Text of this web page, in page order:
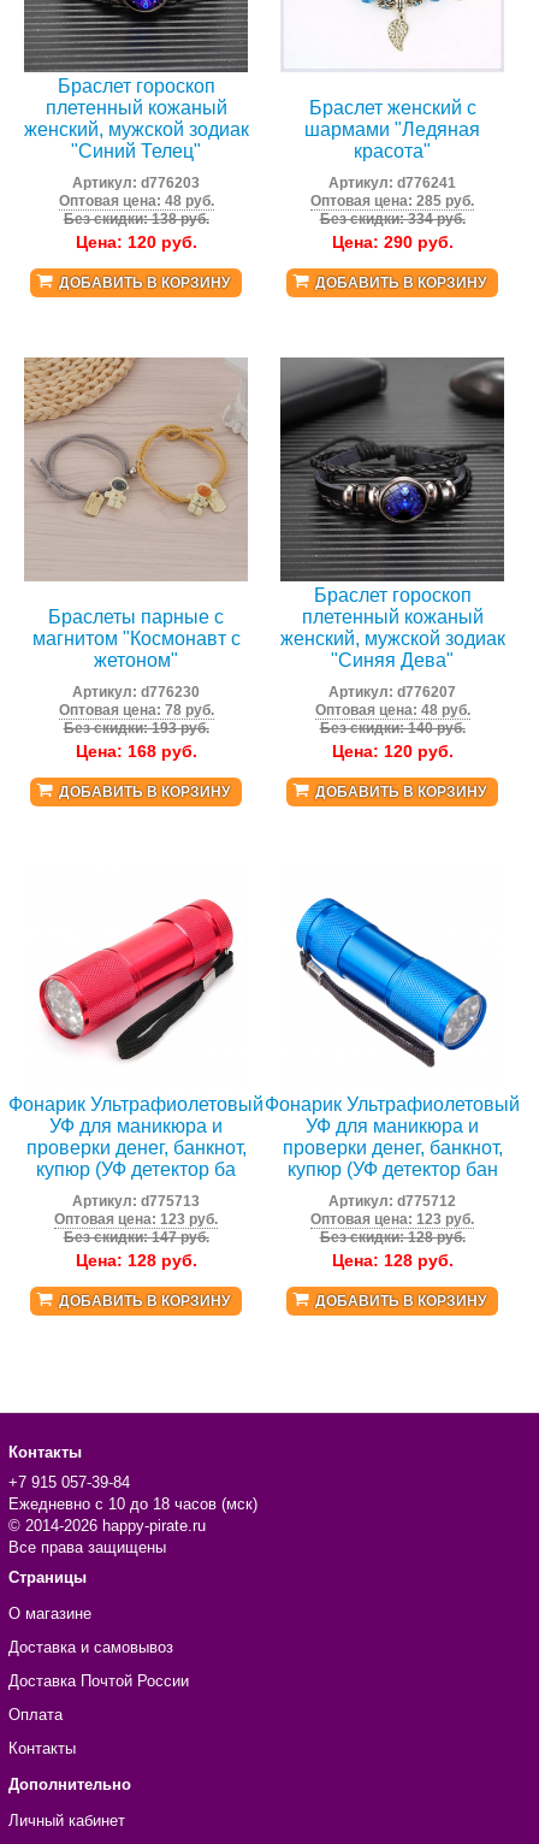
Браслет гороскоп
плетенный кожаный
женский, мужской зодиак
"Синий Телец"
Артикул:d776203
Оптовая цена: 48 руб.
Без скидки: 138 руб.
Цена: 120руб.
ДОБАВИТЬ В КОРЗИНУ
Браслет женский с
шармами "Ледяная
красота"
Артикул:d776241
Оптовая цена: 285 руб.
Без скидки: 334 руб.
Цена: 290руб.
ДОБАВИТЬ В КОРЗИНУ
Браслеты парные с
магнитом "Космонавт с
жетоном"
Артикул:d776230
Оптовая цена: 78 руб.
Без скидки: 193 руб.
Цена: 168руб.
ДОБАВИТЬ В КОРЗИНУ
Браслет гороскоп
плетенный кожаный
женский, мужской зодиак
"Синяя Дева"
Артикул:d776207
Оптовая цена: 48 руб.
Без скидки: 140 руб.
Цена: 120руб.
ДОБАВИТЬ В КОРЗИНУ
Фонарик Ультрафиолетовый
УФ для маникюра и
проверки денег, банкнот,
купюр (УФ детектор ба
Артикул:d775713
Оптовая цена: 123 руб.
Без скидки: 147 руб.
Цена: 128руб.
ДОБАВИТЬ В КОРЗИНУ
Фонарик Ультрафиолетовый
УФ для маникюра и
проверки денег, банкнот,
купюр (УФ детектор бан
Артикул:d775712
Оптовая цена: 123 руб.
Без скидки: 128 руб.
Цена: 128руб.
ДОБАВИТЬ В КОРЗИНУ
Контакты
+7 915 057-39-84
Ежедневно с 10 до 18 часов (мск)
© 2014-2026 happy-pirate.ru
Все права защищены
Страницы
О магазине
Доставка и самовывоз
Доставка Почтой России
Оплата
Контакты
Дополнительно
Личный кабинет